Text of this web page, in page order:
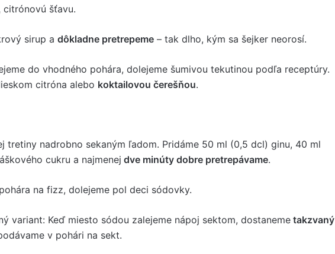
citrónovú šťavu.
sirup a dôkladne pretrepeme – tak dlho, kým sa šejker neorosí.
do vhodného pohára, dolejeme šumivou tekutinou podľa receptúry.
citróna alebo koktailovou čerešňou.
tretiny nadrobno sekaným ľadom. Pridáme 50 ml (0,5 dcl) ginu, 40 ml
cukru a najmenej dve minúty dobre pretrepávame.
na fizz, dolejeme pol deci sódovky.
variant: Keď miesto sódou zalejeme nápoj sektom, dostaneme takzvaný
v pohári na sekt.